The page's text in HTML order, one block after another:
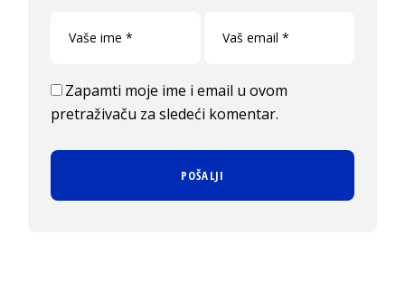
Zapamti moje ime i email u ovom
pretraživaču za sledeći komentar.